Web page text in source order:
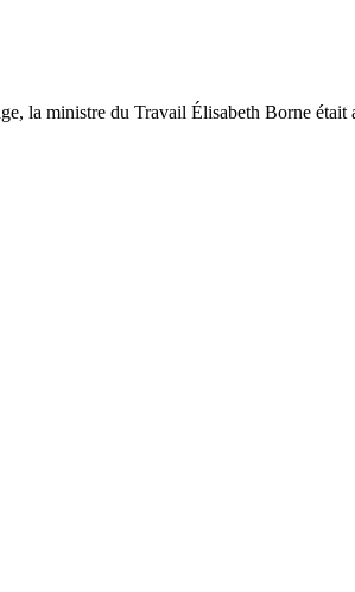
la ministre du Travail Élisabeth Borne